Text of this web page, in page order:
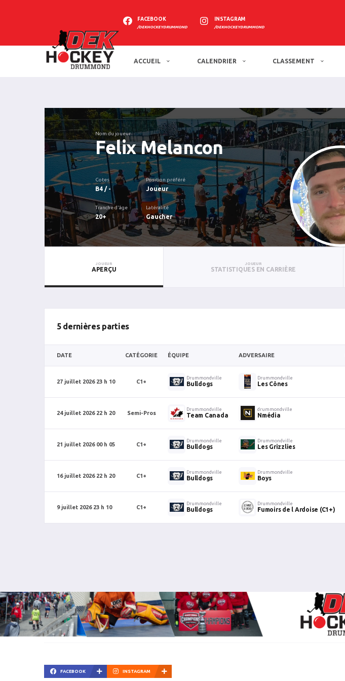
FACEBOOK
/DEKHOCKEYDRUMMOND
INSTAGRAM
/DEKHOCKEYDRUMMOND
ACCUEIL CALENDRIER CLASSEMENT
Nom du joueur
Felix Melancon
Cotes
B4 / -
Position préféré
Joueur
Tranche d'âge
20+
Latéralité
Gaucher
JOUEUR
APERÇU
JOUEUR
STATISTIQUES EN CARRIÈRE
5 dernières parties
DATE CATÉGORIE ÉQUIPE ADVERSAIRE
27 juillet 2026 23 h 10 C1+
Drummondville
Bulldogs
Drummondville
Les Cônes
24 juillet 2026 22 h 20 Semi-Pros
Drummondville
Team Canada
drummondville
Nmédia
21 juillet 2026 00 h 05 C1+
Drummondville
Bulldogs
Drummondville
Les Grizzlies
16 juillet 2026 22 h 20 C1+
Drummondville
Bulldogs
Drummondville
Boys
9 juillet 2026 23 h 10 C1+
Drummondville
Bulldogs
Drummondville
Fumoirs de l Ardoise (C1+)
FACEBOOK INSTAGRAM